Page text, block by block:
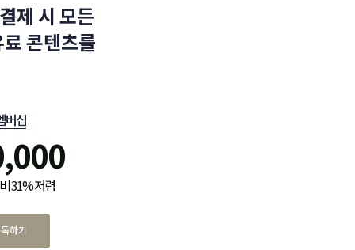
제 시 모든
콘텐츠를
버십
31% 저렴
하기